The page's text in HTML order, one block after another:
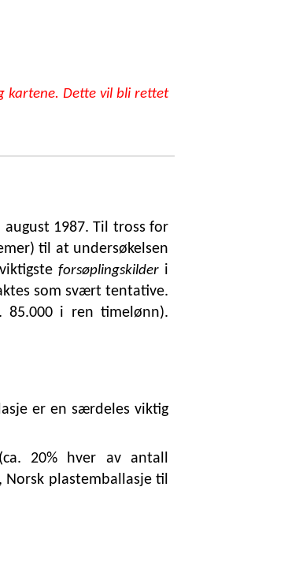
kartene. Dette vil bli rettet
1987. Til tross for
til at undersøkelsen
forsøplingskilderi
som svært tentative.
85.000 i ren timelønn).
er en særdeles viktig
20% hver av antall
plastemballasje til